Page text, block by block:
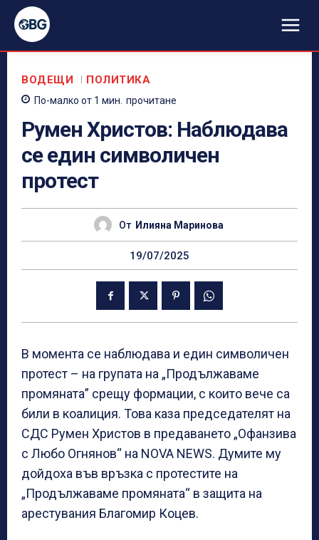
ВОДЕЩИ ПОЛИТИКА
По-малко от 1 мин. прочитане
Румен Христов: Наблюдава
се един символичен
протест
От Илияна Маринова
19/07/2025
В момента се наблюдава и един символичен
протест – на групата на „Продължаваме
промяната” срещу формации, с които вече са
били в коалиция. Това каза председателят на
СДС Румен Христов в предаването „Офанзива
с Любо Огнянов“ на NOVA NEWS. Думите му
дойдоха във връзка с протестите на
„Продължаваме промяната“ в защита на
арестувания Благомир Коцев.